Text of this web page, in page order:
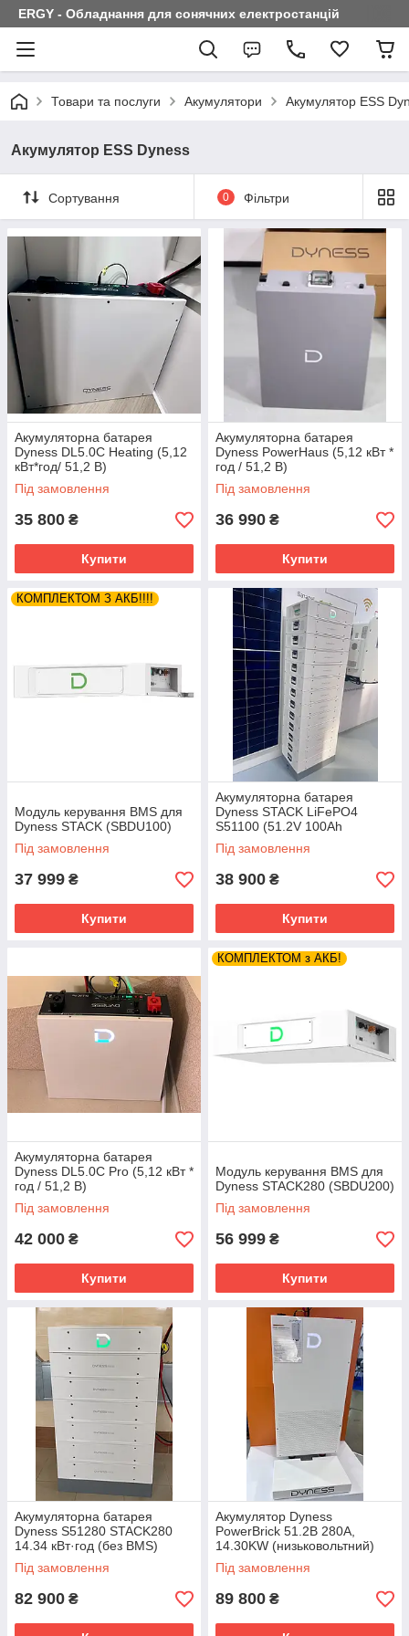
ERGY - Обладнання для сонячних електростанцій
Товари та послуги Акумулятори Акумулятор ESS
Акумулятор ESS Dyness
Сортування 0 Фільтри
Акумуляторна батарея
Dyness DL5.0C Heating (5,12
кВт*год/ 51,2 В)
Під замовлення
35 800 ₴
Купити
Акумуляторна батарея
Dyness PowerHaus (5,12 кВт *
год / 51,2 В)
Під замовлення
36 990 ₴
Купити
КОМПЛЕКТОМ З АКБ!!!!
Модуль керування BMS для
Dyness STACK (SBDU100)
Під замовлення
37 999 ₴
Купити
Акумуляторна батарея
Dyness STACK LiFePO4
S51100 (51.2V 100Ah
5.12kWh без BMS (S51100))
Під замовлення
38 900 ₴
Купити
Акумуляторна батарея
Dyness DL5.0C Pro (5,12 кВт *
год / 51,2 В)
Під замовлення
42 000 ₴
Купити
КОМПЛЕКТОМ з АКБ!
Модуль керування BMS для
Dyness STACK280 (SBDU200)
Під замовлення
56 999 ₴
Купити
Акумуляторна батарея
Dyness S51280 STACK280
14.34 кВт·год (без BMS)
Під замовлення
82 900 ₴
Акумулятор Dyness
PowerBrick 51.2В 280А,
14.30KW (низьковольтний)
Під замовлення
89 800 ₴